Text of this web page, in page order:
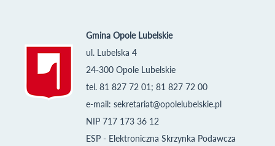
Gmina Opole Lubelskie
ul. Lubelska 4
24-300 Opole Lubelskie
tel. 81 827 72 01; 81 827 72 00
e-mail: sekretariat@opolelubelskie.pl
NIP 717 173 36 12
ESP - Elektroniczna Skrzynka Podawcza